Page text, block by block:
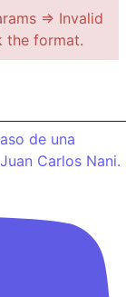
=> Invalid
the format.
de una
Carlos Nani.